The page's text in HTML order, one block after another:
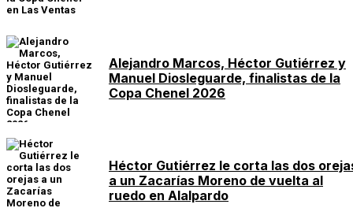
Alejandro Marcos, Héctor Gutiérrez y
Manuel Diosleguarde, finalistas de la
Copa Chenel 2026
Héctor Gutiérrez le corta las dos
a un Zacarías Moreno de vuelta al
ruedo en Alalpardo